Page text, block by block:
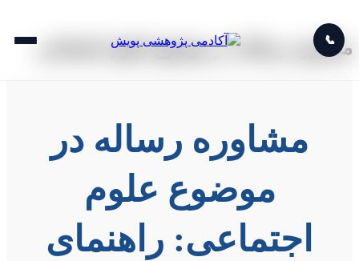
📞
مشاوره رساله در موضوع علوم اجتماعی
مشاوره رساله در
موضوع علوم
اجتماعی: راهنمای